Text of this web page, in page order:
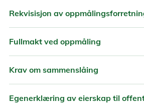
Rekvisisjon av
Fullmakt ved oppmåling
Krav om sammenslåing
Egenerklæring av eierskap til